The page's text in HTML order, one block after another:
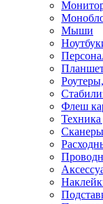
Мыши
Флеш
Техника
Сканеры